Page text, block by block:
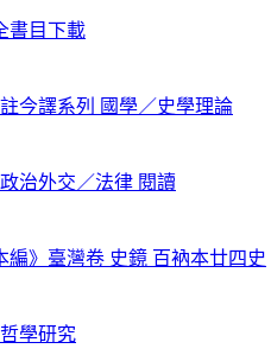
書目下載
今譯系列 國學／史學理論
政治外交／法律 閱讀
編》臺灣卷 史鏡 百衲本廿四史
哲學研究